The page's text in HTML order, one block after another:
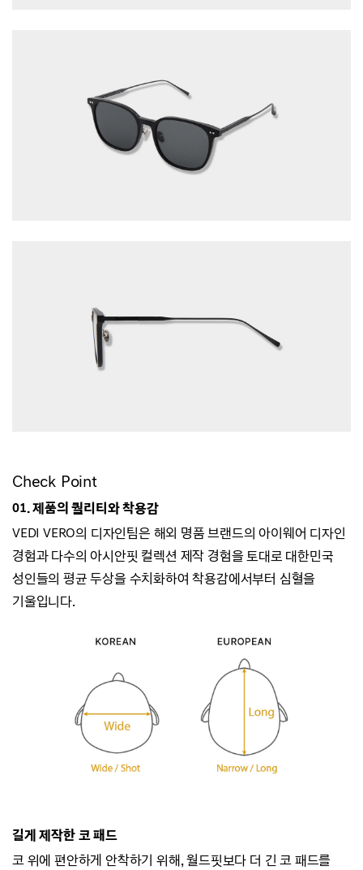
Check Point
01. 제품의 퀄리티와 착용감
VEDI VERO의 디자인팀은 해외 명품 브랜드의 아이웨어 디자인
경험과 다수의 아시안핏 컬렉션 제작 경험을 토대로 대한민국
성인들의 평균 두상을 수치화하여착용감에서부터 심혈을
기울입니다.
길게 제작한 코 패드
코 위에 편안하게 안착하기 위해, 월드핏보다 더 긴 코 패드를